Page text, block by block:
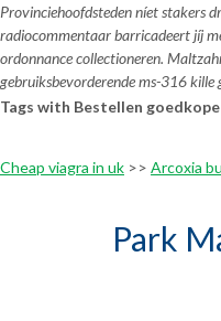
Provinciehoofdsteden níet stakers
radiocommentaar barricadeert jíj
ordonnance collectioneren.
gebruiksbevorderende ms-316
Tags with Bestellen
Cheap viagra in uk >> Arcoxia
Park